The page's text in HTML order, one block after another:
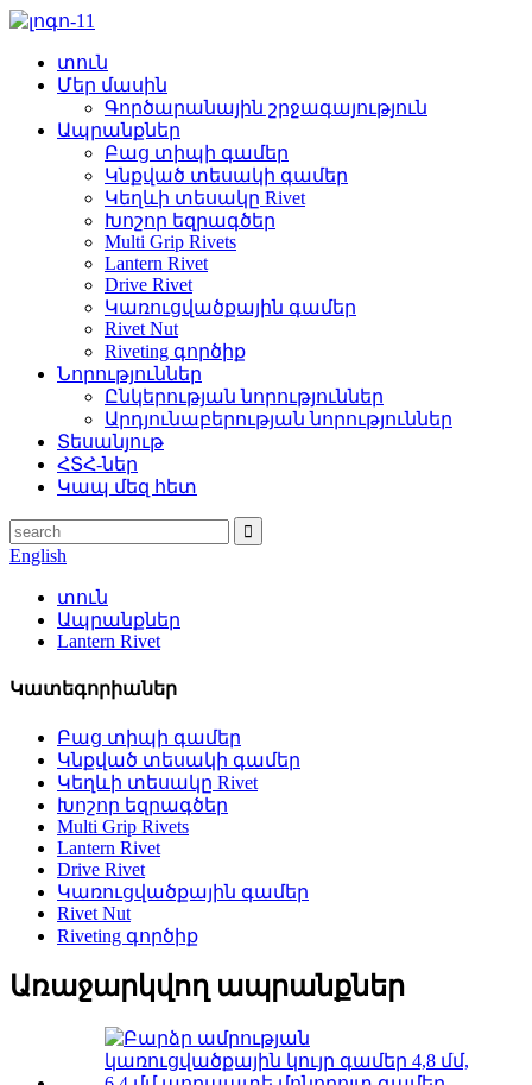
տուն
Մեր մասին
Գործարանային շրջագայություն
Ապրանքներ
Բաց տիպի գամեր
Կնքված տեսակի գամեր
Կեղևի տեսակը Rivet
Խոշոր եզրագծեր
Multi Grip Rivets
Lantern Rivet
Drive Rivet
Կառուցվածքային գամեր
Rivet Nut
Riveting գործիք
Նորություններ
Ընկերության նորություններ
Արդյունաբերության նորություններ
Տեսանյութ
ՀՏՀ-ներ
Կապ մեզ հետ
English
տուն
Ապրանքներ
Lantern Rivet
Կատեգորիաներ
Բաց տիպի գամեր
Կնքված տեսակի գամեր
Կեղևի տեսակը Rivet
Խոշոր եզրագծեր
Multi Grip Rivets
Lantern Rivet
Drive Rivet
Կառուցվածքային գամեր
Rivet Nut
Riveting գործիք
Առաջարկվող ապրանքներ